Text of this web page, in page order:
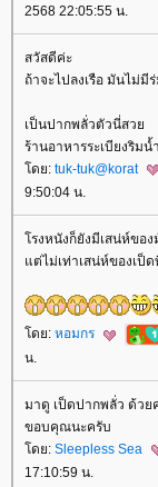
2568 22:05:55 น.
สวัสดีค่ะ
ถ้าจะไปลงเรือ มันไม่
เป็นปากพลั่วตัวนี่สว
ร้านอาหารระเบียงริม
ดย: tuk-tuk@korat
9:50:04 น.
รงหนังก็ยังมีเสน่ห์ของ
ต่ไม่เท่าเสน่ห์ของเป็
ดย: หอมกร
น.
มาดู เป็ดปากพลั่ว ด้วย
ขอบคุณนะครับ
ดย: Sleepless Sea
17:10:59 น.